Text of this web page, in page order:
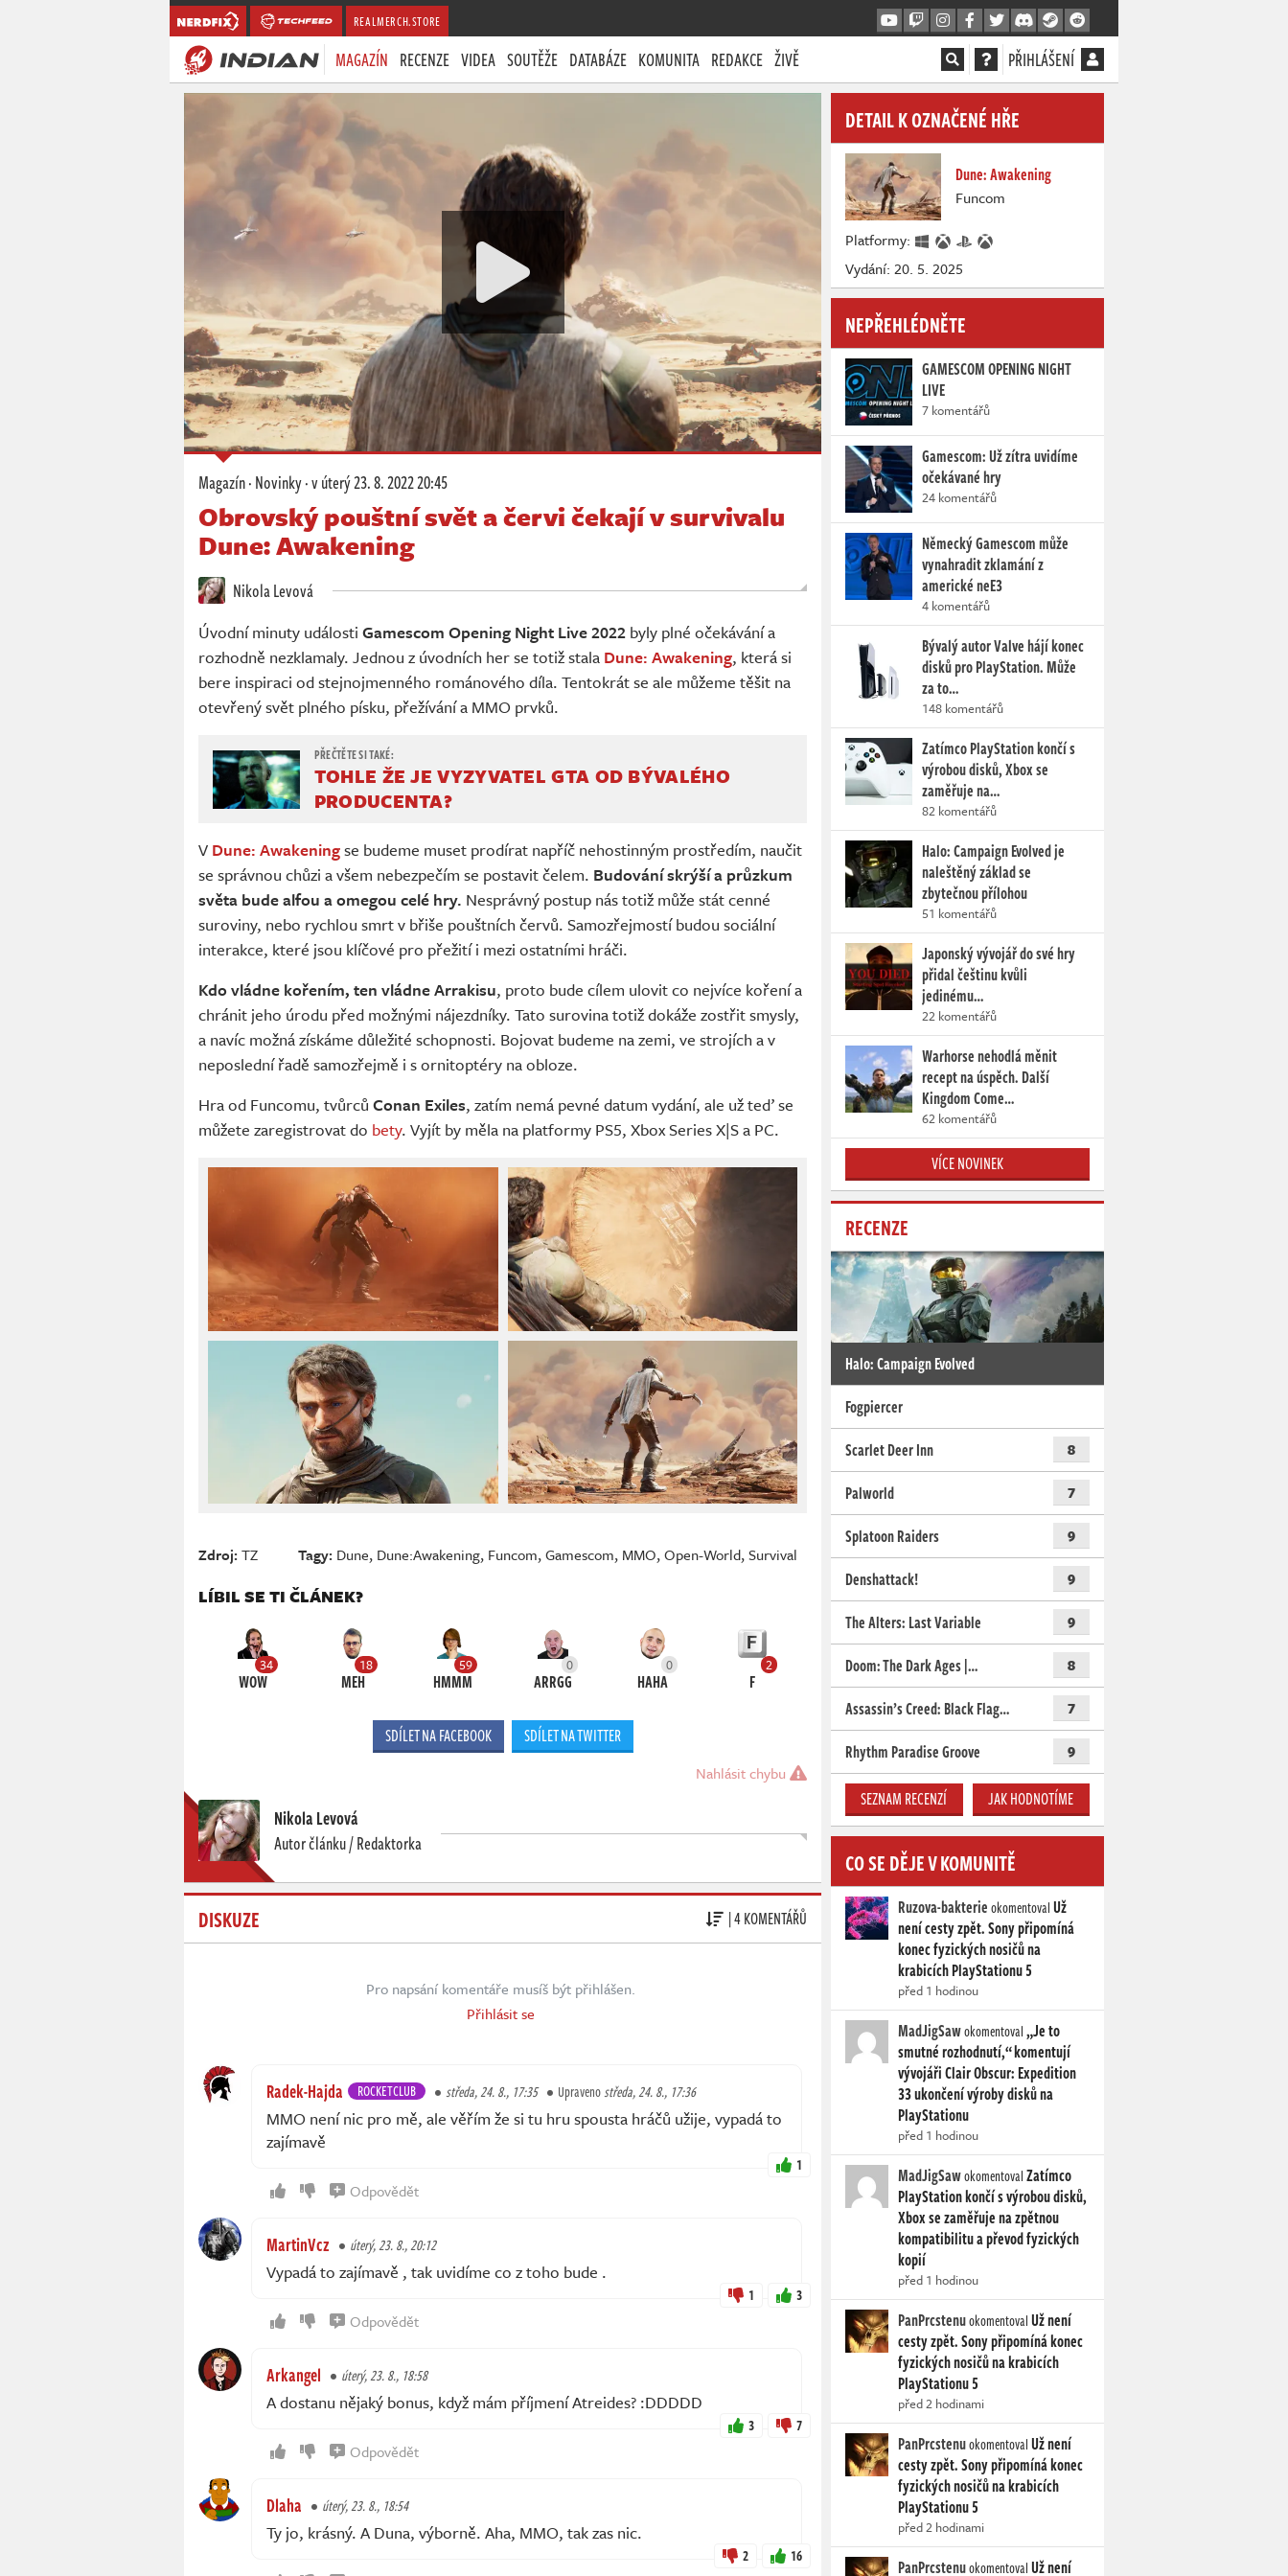
REALMERCH.STORE
MAGAZÍN RECENZE VIDEA SOUTĚŽE DATABÁZE KOMUNITA REDAKCE ŽIVĚ PŘIHLÁŠENÍ
Magazín·Novinky·v úterý23. 8. 2022 20:45
Obrovský pouštní svět a červi čekají v survivalu
Dune: Awakening
Nikola Levová
Úvodní minuty události Gamescom Opening Night Live 2022 byly plné očekávání a
rozhodně nezklamaly. Jednou z úvodních her se totiž stala Dune: Awakening, která si
bere inspiraci od stejnojmenného románového díla. Tentokrát se ale můžeme těšit na
otevřený svět plného písku, přežívání a MMO prvků.
TOHLE ŽE JE VYZYVATEL GTA OD BÝVALÉHO
PRODUCENTA?
V Dune: Awakeningse budeme muset prodírat napříč nehostinným prostředím, naučit
se správnou chůzi a všem nebezpečím se postavit čelem. Budování skrýší a průzkum
světa bude alfou a omegou celé hry. Nesprávný postup nás totiž může stát cenné
suroviny, nebo rychlou smrt v břiše pouštních červů. Samozřejmostí budou sociální
interakce, které jsou klíčové pro přežití i mezi ostatními hráči.
Kdo vládne kořením, ten vládne Arrakisu, proto bude cílem ulovit co nejvíce koření a
chránit jeho úrodu před možnými nájezdníky. Tato surovina totiž dokáže zostřit smysly,
a navíc možná získáme důležité schopnosti. Bojovat budeme na zemi, ve strojích a v
neposlední řadě samozřejmě i s ornitoptéry na obloze.
Hra od Funcomu, tvůrců Conan Exiles, zatím nemá pevné datum vydání, ale už teď se
můžete zaregistrovat do bety. Vyjít by měla na platformy PS5, Xbox Series X|S a PC.
Zdroj:TZ Tagy: Dune, Dune:Awakening, Funcom,Gamescom, MMO,Open-World,Survival
LÍBIL SE TI ČLÁNEK?
34
WOW
18
MEH
59
HMMM
0
ARRGG
0
HAHA
2
F
SDÍLET NA FACEBOOK SDÍLET NA TWITTER
Nahlásit chybu
Nikola Levová
Autor článku / Redaktorka
DISKUZE | 4 KOMENTÁŘŮ
Pro napsání komentáře musíš být přihlášen.
Přihlásit se
Radek-Hajda ROCKETCLUB středa, 24. 8., 17:35 Upravenostředa, 24. 8., 17:36
MMO není nic pro mě, ale věřím že si tu hru spousta hráčů užije, vypadá to
zajímavě
1
Odpovědět
MartinVcz úterý, 23. 8., 20:12
Vypadá to zajímavě , tak uvidíme co z toho bude .
1 3
Odpovědět
Arkangel úterý, 23. 8., 18:58
A dostanu nějaký bonus, když mám příjmení Atreides? :DDDDD
3 7
Odpovědět
Dlaha úterý, 23. 8., 18:54
Ty jo, krásný. A Duna, výborně. Aha, MMO, tak zas nic.
2 16
DETAIL K OZNAČENÉ HŘE
Dune: Awakening
Funcom
Platformy:
Vydání: 20. 5. 2025
NEPŘEHLÉDNĚTE
GAMESCOM OPENING NIGHT
LIVE
7 komentářů
Gamescom: Už zítra uvidíme
očekávané hry
24 komentářů
Německý Gamescom může
vynahradit zklamání z
americké neE3
4 komentářů
Bývalý autor Valve hájí konec
disků pro PlayStation. Může
za to…
148 komentářů
Zatímco PlayStation končí s
výrobou disků, Xbox se
zaměřuje na…
82 komentářů
Halo: Campaign Evolved je
naleštěný základ se
zbytečnou přílohou
51 komentářů
Japonský vývojář do své hry
přidal češtinu kvůli
jedinému…
22 komentářů
Warhorse nehodlá měnit
recept na úspěch. Další
Kingdom Come…
62 komentářů
VÍCE NOVINEK
RECENZE
Halo: Campaign Evolved
Fogpiercer
Scarlet Deer Inn
8
Palworld 7
Splatoon Raiders 9
Denshattack! 9
The Alters: Last Variable 9
Doom: The Dark Ages |… 8
Assassin’s Creed: Black Flag… 7
Rhythm Paradise Groove 9
SEZNAM RECENZÍ JAK HODNOTÍME
CO SE DĚJE V KOMUNITĚ
Ruzova-bakterieokomentovalUž
není cesty zpět. Sony připomíná
konec fyzických nosičů na
krabicích PlayStationu 5
před 1 hodinou
MadJigSawokomentoval„Je to
smutné rozhodnutí,“ komentují
vývojáři Clair Obscur: Expedition
33 ukončení výroby disků na
PlayStationu
před 1 hodinou
MadJigSawokomentovalZatímco
PlayStation končí s výrobou disků,
Xbox se zaměřuje na zpětnou
kompatibilitu a převod fyzických
kopií
před 1 hodinou
PanPrcstenuokomentovalUž není
cesty zpět. Sony připomíná konec
fyzických nosičů na krabicích
PlayStationu 5
před 2 hodinami
PanPrcstenuokomentovalUž není
cesty zpět. Sony připomíná konec
fyzických nosičů na krabicích
PlayStationu 5
před 2 hodinami
PanPrcstenuokomentovalUž není